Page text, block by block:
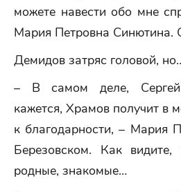
можете навести обо мне
Мария Петровна Синютина.
Демидов затряс головой,
– В самом деле,
кажется, Храмов получит в
к благодарности, – Мария
Березовском. Как
родные, знакомые…